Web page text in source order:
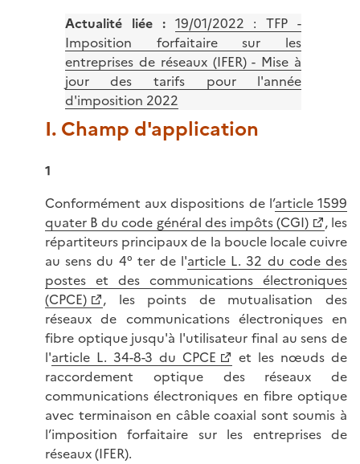
Actualité liée : 19/01/2022 : TFP -
Imposition forfaitaire sur les
entreprises de réseaux (IFER) - Mise à
jour des tarifs pour l'année
d'imposition 2022
I. Champ d'application
1
Conformément aux dispositions de l’article 1599
quater B du code général des impôts (CGI)
, les
répartiteurs principaux de la boucle locale cuivre
au sens du 4° ter de l'article L. 32 du code des
postes et des communications électroniques
(CPCE)
, les points de mutualisation des
réseaux de communications électroniques en
fibre optique jusqu'à l'utilisateur final au sens de
l'article L. 34-8-3 du CPCE
et les nœuds de
raccordement optique des réseaux de
communications électroniques en fibre optique
avec terminaison en câble coaxial sont soumis à
l’imposition forfaitaire sur les entreprises de
réseaux (IFER).